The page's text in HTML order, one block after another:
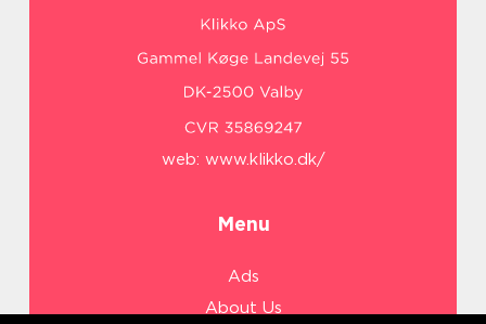
web: www.klikko.dk/
Menu
Ads
About Us